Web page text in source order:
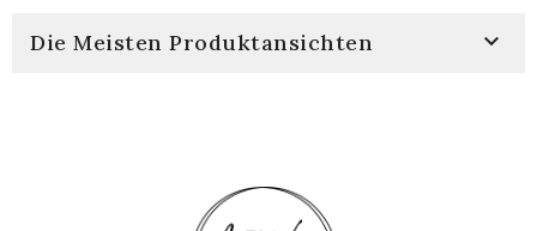
Die Meisten Produktansichten 